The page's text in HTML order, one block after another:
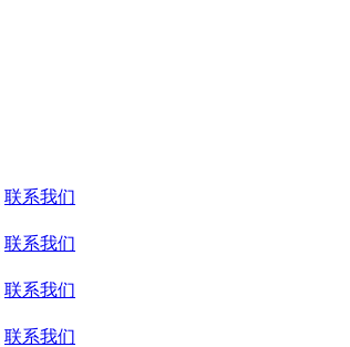
联系我们
联系我们
联系我们
联系我们